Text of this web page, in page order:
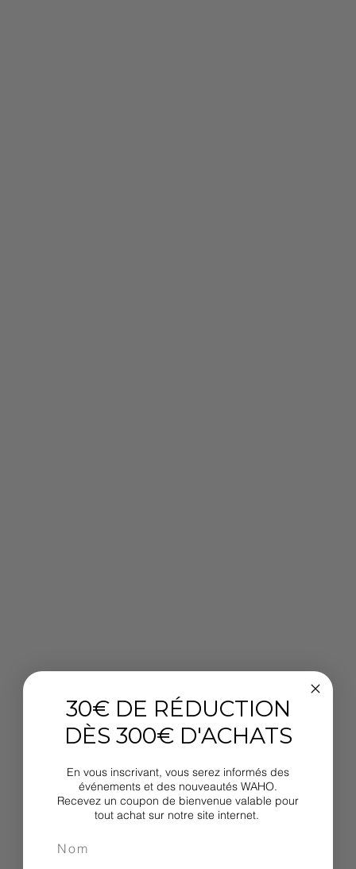
30€ DE RÉDUCTION
DÈS 300€ D'ACHATS
En vous inscrivant, vous serez informés des
événements et des nouveautés WAHO.
Recevez un coupon de bienvenue valable pour
tout achat sur notre site internet.